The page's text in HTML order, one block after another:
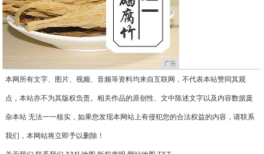
广告
本网所有文字、图片、视频、音频等资料均来自互联网，不代表本站赞同其观
点，本站亦不为其版权负责。相关作品的原创性、文中陈述文字以及内容数据庞
杂本站 无法一一核实，如果您发现本网站上有侵犯您的合法权益的内容，请联系
我们，本网站将立即予以删除！